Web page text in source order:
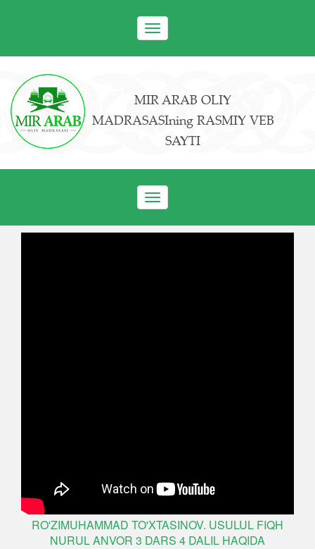
Toggle
navigation
MIR ARAB OLIY
MADRASASIning RASMIY VEB
SAYTI
Toggle
navigation
RO'ZIMUHAMMAD TO'XTASINOV. USULUL FIQH
NURUL ANVOR 3 DARS 4 DALIL HAQIDA